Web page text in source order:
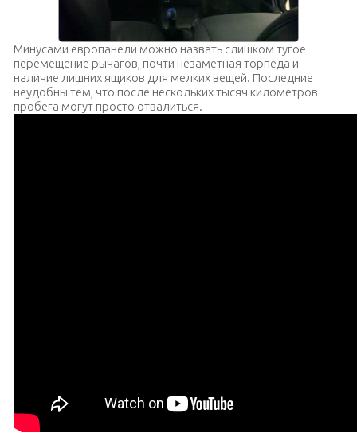
Минусами европанели можно назвать слишком тугое
перемещение рычагов, почти незаметная торпеда и
наличие лишних ящиков для мелких вещей. Последние
неудобны тем, что после нескольких тысяч километров
пробега могут просто отвалиться.